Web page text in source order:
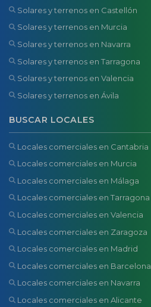
Solares y terrenos en Castellón
Solares y terrenos en Murcia
Solares y terrenos en Navarra
Solares y terrenos en Tarragona
Solares y terrenos en Valencia
Solares y terrenos en Ávila
BUSCAR LOCALES
Locales comerciales en Cantabria
Locales comerciales en Murcia
Locales comerciales en Málaga
Locales comerciales en Tarragona
Locales comerciales en Valencia
Locales comerciales en Zaragoza
Locales comerciales en Madrid
Locales comerciales en Barcelona
Locales comerciales en Navarra
Locales comerciales en Alicante